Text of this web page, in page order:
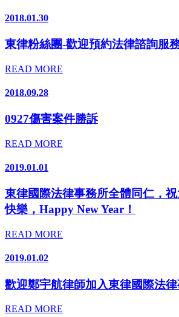
2018.01.30
東律粉絲團-歡迎預約法律諮詢服
READ MORE
2018.09.28
0927傷害案件勝訴
READ MORE
2019.01.01
東律國際法律事務所全體同仁，
快樂，Happy New Year！
READ MORE
2019.01.02
歡迎鄭宇航律師加入東律國際法律
READ MORE